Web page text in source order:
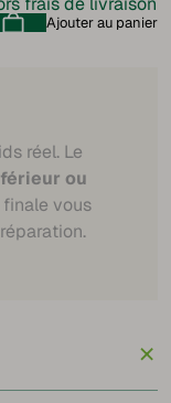
Ajouter au panier
réel. Le
ou
vous
+